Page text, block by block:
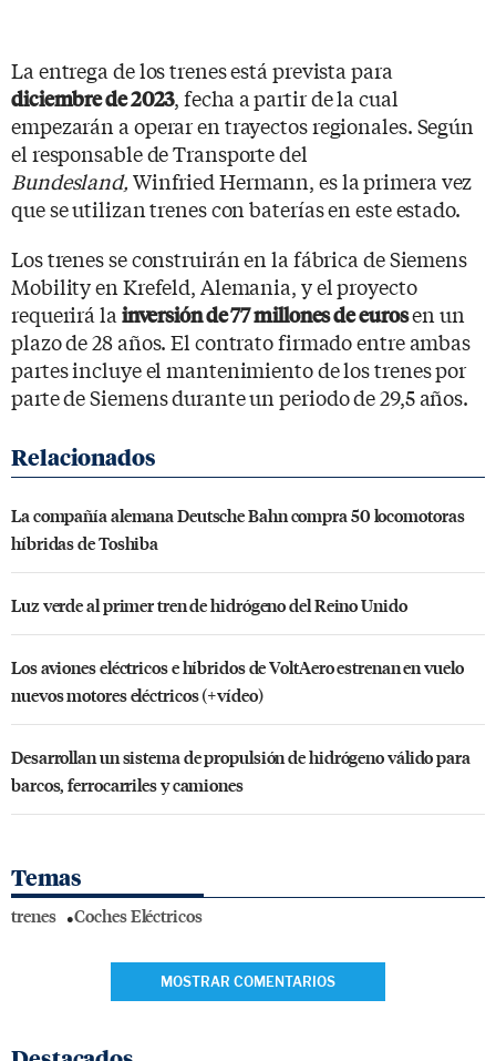
La entrega de los trenes está prevista para
diciembre de 2023, fecha a partir de la cual
empezarán a operar en trayectos regionales. Según
el responsable de Transporte del
Bundesland,Winfried Hermann, es la primera vez
que se utilizan trenes con baterías en este estado.
Los trenes se construirán en la fábrica de Siemens
Mobility en Krefeld, Alemania, y el proyecto
requerirá la inversión de 77 millones de eurosen un
plazo de 28 años. El contrato firmado entre ambas
partes incluye el mantenimiento de los trenes por
parte de Siemens durante un periodo de 29,5 años.
La compañía alemana Deutsche Bahn compra 50 locomotoras
híbridas de Toshiba
Luz verde al primer tren de hidrógeno del Reino Unido
Los aviones eléctricos e híbridos de VoltAero estrenan en vuelo
nuevos motores eléctricos (+vídeo)
Desarrollan un sistema de propulsión de hidrógeno válido para
barcos, ferrocarriles y camiones
Temas
trenes Coches Eléctricos
MOSTRAR COMENTARIOS